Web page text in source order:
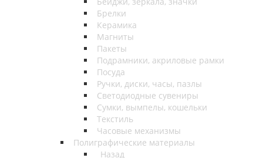
Брелки
Керамика
Магниты
Пакеты
Подрамники, акриловые рамки
Посуда
Ручки, диски, часы, пазлы
Светодиодные сувениры
Сумки, вымпелы, кошельки
Текстиль
Часовые механизмы
Полиграфические материалы
Назад